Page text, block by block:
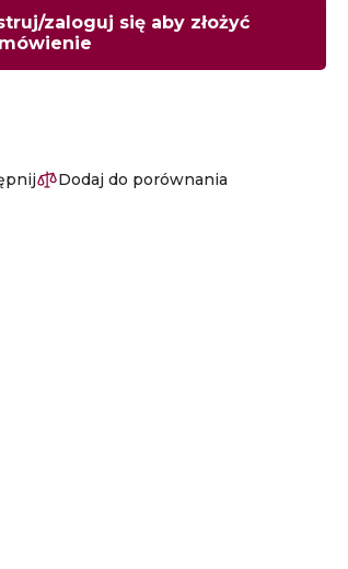
zaloguj się aby złożyć
Dodaj do porównania